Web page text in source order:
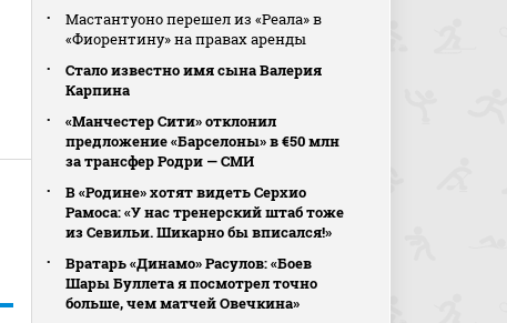
Мастантуоно перешел из «Реала» в
«Фиорентину» на правах аренды
Стало известно имя сына Валерия
Карпина
«Манчестер Сити» отклонил
предложение «Барселоны» в €50 млн
за трансфер Родри — СМИ
В «Родине» хотят видеть Серхио
Рамоса: «У нас тренерский штаб тоже
из Севильи. Шикарно бы вписался!»
Вратарь «Динамо» Расулов: «Боев
Шары Буллета я посмотрел точно
больше, чем матчей Овечкина»